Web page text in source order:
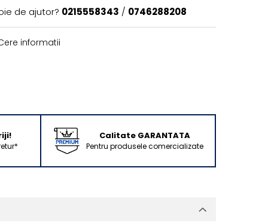
de ajutor? 0215558343 / 0746288208
informatii
Calitate GARANTATA
Pentru produsele comercializate